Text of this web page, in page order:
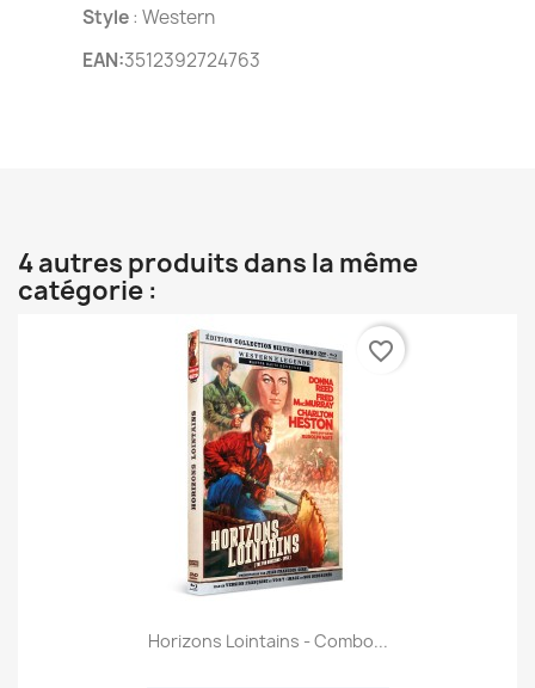
Style: Western
EAN:3512392724763
4 autres produits dans la même
catégorie :
Horizons Lointains - Combo...
favorite_border